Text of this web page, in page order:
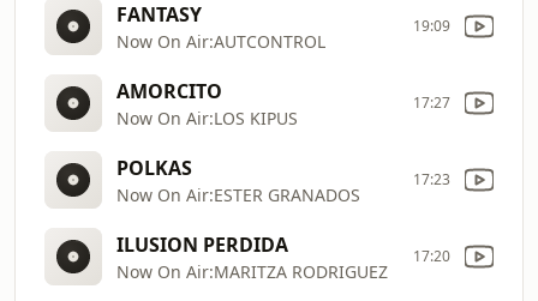
FANTASY
Now On Air:AUTCONTROL
19:09
AMORCITO
Now On Air:LOS KIPUS
17:27
POLKAS
Now On Air:ESTER GRANADOS
17:23
ILUSION PERDIDA
Now On Air:MARITZA RODRIGUEZ
17:20